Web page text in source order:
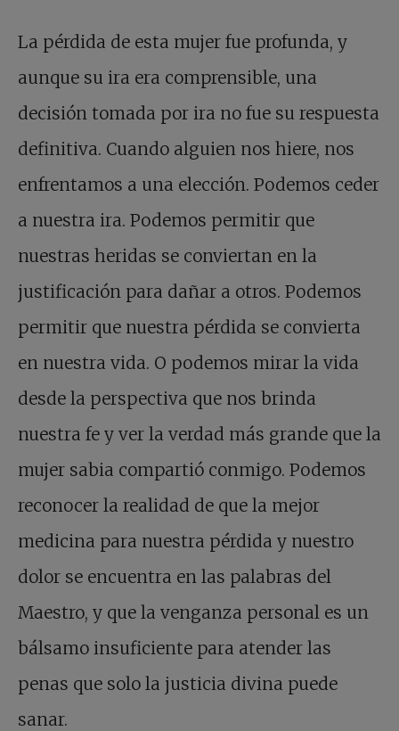
La pérdida de esta mujer fue profunda, y
aunque su ira era comprensible, una
decisión tomada por ira no fue su respuesta
definitiva. Cuando alguien nos hiere, nos
enfrentamos a una elección. Podemos ceder
a nuestra ira. Podemos permitir que
nuestras heridas se conviertan en la
justificación para dañar a otros. Podemos
permitir que nuestra pérdida se convierta
en nuestra vida. O podemos mirar la vida
desde la perspectiva que nos brinda
nuestra fe y ver la verdad más grande que la
mujer sabia compartió conmigo. Podemos
reconocer la realidad de que la mejor
medicina para nuestra pérdida y nuestro
dolor se encuentra en las palabras del
Maestro, y que la venganza personal es un
bálsamo insuficiente para atender las
penas que solo la justicia divina puede
sanar.